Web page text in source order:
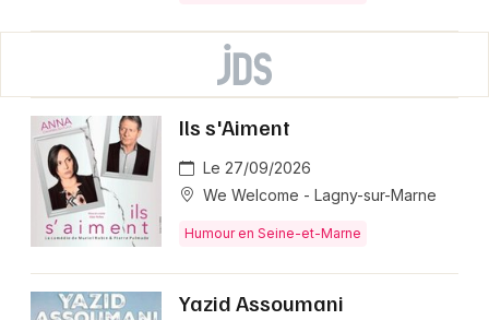
Ils s'Aiment
Le 27/09/2026
We Welcome - Lagny-sur-Marne
Humour en Seine-et-Marne
Yazid Assoumani